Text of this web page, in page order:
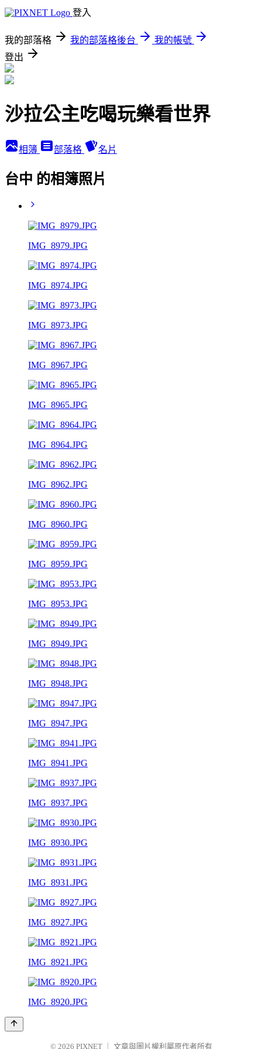
登入
我的部落格 我的部落格後台
我的帳號
登出
沙拉公主吃喝玩樂看世界
相簿 部落格 名片
台中 的相簿照片
IMG_8979.JPG
IMG_8974.JPG
IMG_8973.JPG
IMG_8967.JPG
IMG_8965.JPG
IMG_8964.JPG
IMG_8962.JPG
IMG_8960.JPG
IMG_8959.JPG
IMG_8953.JPG
IMG_8949.JPG
IMG_8948.JPG
IMG_8947.JPG
IMG_8941.JPG
IMG_8937.JPG
IMG_8930.JPG
IMG_8931.JPG
IMG_8927.JPG
IMG_8921.JPG
IMG_8920.JPG
© 2026 PIXNET 文章與圖片權利屬原作者所有